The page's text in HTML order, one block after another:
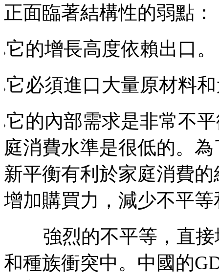
正面臨著結構性的弱點：
它的增長高度依賴出口。
它必須進口大量原材料
它的內部需求是非常不
庭消費水準是很低的。
新平衡有利於家庭消費
增加購買力，減少不平
強烈的不平等，直
和種族衝突中。中國的